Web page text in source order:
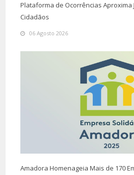
Plataforma de Ocorrências Aproxima
Cidadãos
06 Agosto 2026
Amadora Homenageia Mais de 170